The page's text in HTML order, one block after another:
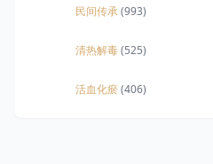
民间传承(993)
清热解毒(525)
活血化瘀(406)